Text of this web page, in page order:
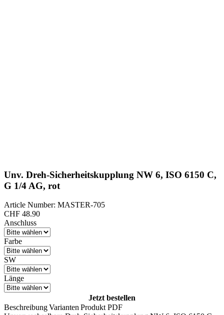
Unv. Dreh-Sicherheitskupplung NW 6, ISO 6150 C,
G 1/4 AG, rot
Article Number: MASTER-705
CHF 48.90
Anschluss
Farbe
SW
Länge
Jetzt bestellen
BeschreibungVarianten Produkt PDF